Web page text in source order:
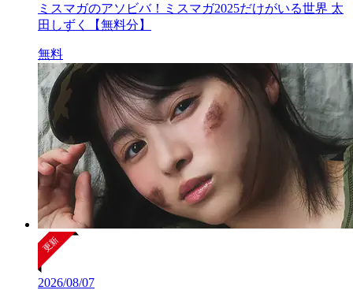
ミスマガのアソビバ！ミスマガ2025だけがいる世界 太
田しずく【無料分】
無料
2026/08/07